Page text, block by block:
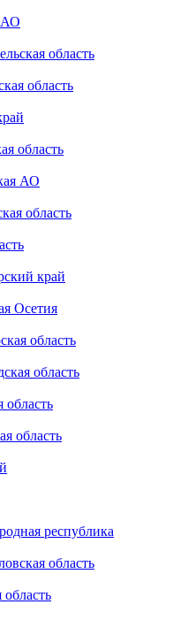
АО
область
область
область
АО
область
край
Осетия
область
область
область
область
республика
область